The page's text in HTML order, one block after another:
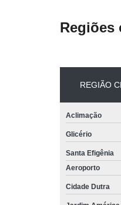
Regiões
REGIÃO
Aclimação
Glicério
Santa Efigênia
Aeroporto
Cidade Dutra